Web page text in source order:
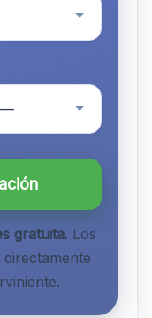
gratuita. Los